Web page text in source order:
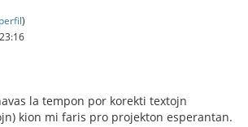
)
la tempon por korekti textojn
kion mi faris pro projekton esperantan.